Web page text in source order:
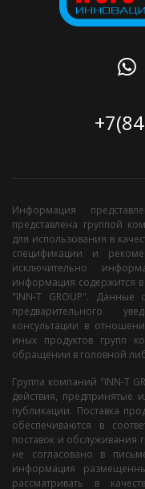
Информация
представлена группой
для использования в
спецификации и
исключительно
информация содержится в
"INN-T GROUP". Данные
предварительного
консультации в
иных продуктов групп
обращении в головной
Группа компаний "INN-T
действия,
публикации. Поставка
обеспечиваются в
поставок и обслуживания
не согласовано в
информация
рассматривать в